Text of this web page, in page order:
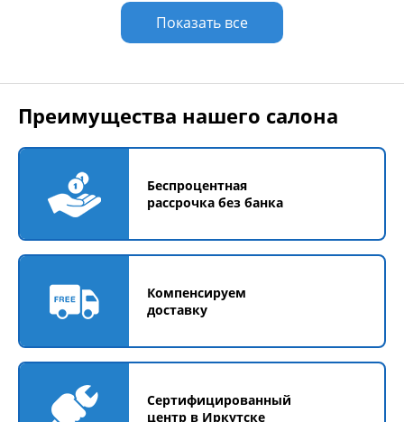
Показать все
Преимущества нашего салона
Беспроцентная
рассрочка без банка
Компенсируем
доставку
Сертифицированный
центр в Иркутске